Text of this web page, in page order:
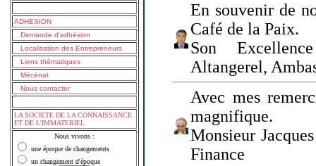
ADHESION
Demande d'adhésion
Localisation des Entrepreneurs
Liens thématiques
Mécénat
Nous contacter
LA SOCIETE DE LA CONNAISSANCE
ET DE L'IMMATERIEL
Nous vivons :
une époque de changements
un changement d'époque
En souvenir de
Café de la Paix.
Son
Altangerel,
Avec mes
magnifique.
Monsieur
Finance